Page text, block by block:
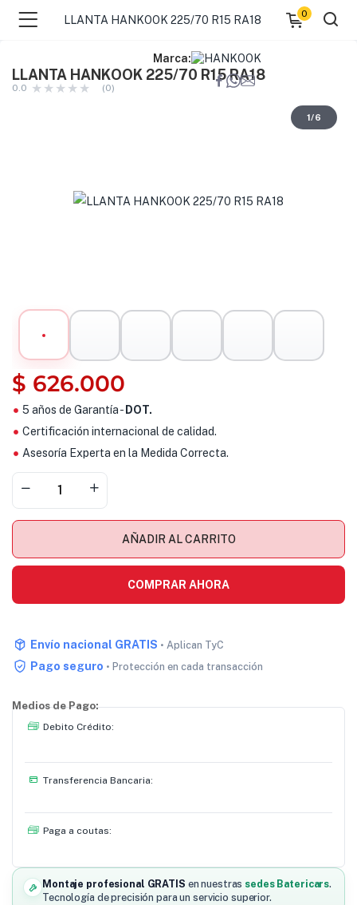
LLANTA HANKOOK 225/70 R15 RA18
0
Marca:
LLANTA HANKOOK 225/70 R15 RA18
0.0 (0)
1/6
$ 626.000
5 años de Garantía - DOT.
Certificación internacional de calidad.
Asesoría Experta en la Medida Correcta.
AÑADIR AL CARRITO
COMPRAR AHORA
Envío nacional GRATIS • Aplican TyC
Pago seguro • Protección en cada transacción
Medios de Pago:
Debito Crédito:
Transferencia Bancaria:
Paga a coutas:
Montaje profesional GRATIS en nuestras sedes Batericars.
Tecnología de precisión para un servicio superior.